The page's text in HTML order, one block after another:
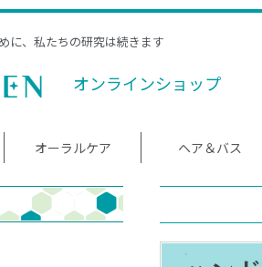
に、私たちの研究は続きます
オンラインショップ
オーラルケア ヘア＆バス